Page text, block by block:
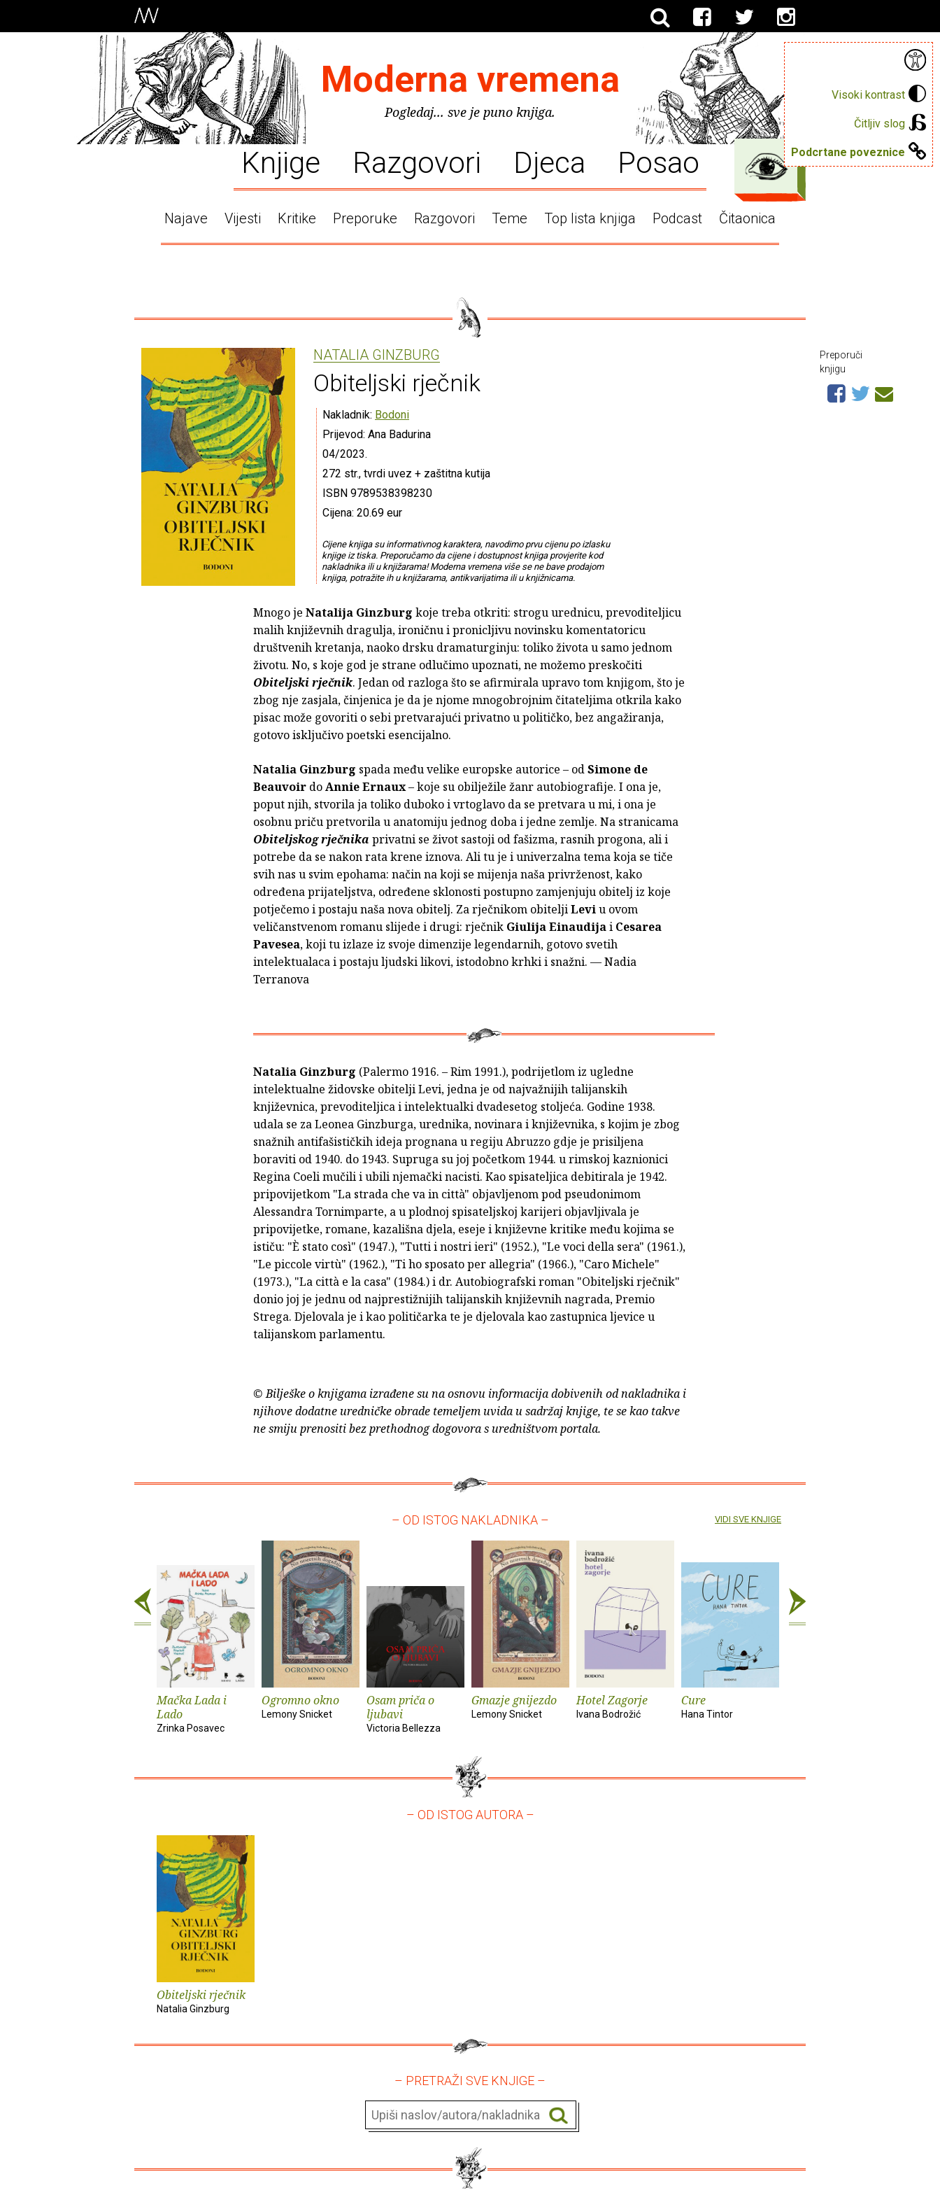
Visoki kontrast
Čitljiv slog
Podcrtane poveznice
Moderna vremena
Pogledaj... sve je puno knjiga.
Knjige Razgovori Djeca Posao
Najave Vijesti Kritike Preporuke Razgovori Teme Top lista knjiga Podcast Čitaonica
NATALIA GINZBURG
Obiteljski rječnik
Nakladnik: Bodoni
Prijevod: Ana Badurina
04/2023.
272 str., tvrdi uvez + zaštitna kutija
ISBN 9789538398230
Cijena: 20.69 eur
Cijene knjiga su informativnog karaktera, navodimo prvu cijenu po izlasku
knjige iz tiska. Preporučamo da cijene i dostupnost knjiga provjerite kod
nakladnika ili u knjižarama! Moderna vremena više se ne bave prodajom
knjiga, potražite ih u knjižarama, antikvarijatima ili u knjižnicama.
Mnogo je Natalija Ginzburg koje treba otkriti: strogu urednicu, prevoditeljicu
malih književnih dragulja, ironičnu i pronicljivu novinsku komentatoricu
društvenih kretanja, naoko drsku dramaturginju: toliko života u samo jednom
životu. No, s koje god je strane odlučimo upoznati, ne možemo preskočiti
Obiteljski rječnik. Jedan od razloga što se afirmirala upravo tom knjigom, što je
zbog nje zasjala, činjenica je da je njome mnogobrojnim čitateljima otkrila kako
pisac može govoriti o sebi pretvarajući privatno u političko, bez angažiranja,
gotovo isključivo poetski esencijalno.
Natalia Ginzburg spada među velike europske autorice – odSimone de
Beauvoir doAnnie Ernaux– koje su obilježile žanr autobiografije. I ona je,
poput njih, stvorila ja toliko duboko i vrtoglavo da se pretvara u mi, i ona je
osobnu priču pretvorila u anatomiju jednog doba i jedne zemlje. Na stranicama
Obiteljskog rječnika privatni se život sastoji od fašizma, rasnih progona, ali i
potrebe da se nakon rata krene iznova. Ali tu je i univerzalna tema koja se tiče
svih nas u svim epohama: način na koji se mijenja naša privrženost, kako
određena prijateljstva, određene sklonosti postupno zamjenjuju obitelj iz koje
potječemo i postaju naša nova obitelj. Za rječnikom obiteljiLeviu ovom
veličanstvenom romanu slijede i drugi: rječnik Giulija Einaudijai Cesarea
Pavesea, koji tu izlaze iz svoje dimenzije legendarnih, gotovo svetih
intelektualaca i postaju ljudski likovi, istodobno krhki i snažni. — Nadia
Terranova
Natalia Ginzburg (Palermo 1916. – Rim 1991.), podrijetlom iz ugledne
intelektualne židovske obitelji Levi, jedna je od najvažnijih talijanskih
književnica, prevoditeljica i intelektualki dvadesetog stoljeća. Godine 1938.
udala se za Leonea Ginzburga, urednika, novinara i književnika, s kojim je zbog
snažnih antifašističkih ideja prognana u regiju Abruzzo gdje je prisiljena
boraviti od 1940. do 1943. Supruga su joj početkom 1944. u rimskoj kaznionici
Regina Coeli mučili i ubili njemački nacisti. Kao spisateljica debitirala je 1942.
pripovijetkom "La strada che va in città" objavljenom pod pseudonimom
Alessandra Tornimparte, a u plodnoj spisateljskoj karijeri objavljivala je
pripovijetke, romane, kazališna djela, eseje i književne kritike među kojima se
ističu: "È stato così" (1947.), "Tutti i nostri ieri" (1952.), "Le voci della sera" (1961.),
"Le piccole virtù" (1962.), "Ti ho sposato per allegria" (1966.), "Caro Michele"
(1973.), "La città e la casa" (1984.) i dr. Autobiografski roman "Obiteljski rječnik"
donio joj je jednu od najprestižnijih talijanskih književnih nagrada, Premio
Strega. Djelovala je i kao političarka te je djelovala kao zastupnica ljevice u
talijanskom parlamentu.
© Bilješke o knjigama izrađene su na osnovu informacija dobivenih od nakladnika i
njihove dodatne uredničke obrade temeljem uvida u sadržaj knjige, te se kao takve
ne smiju prenositi bez prethodnog dogovora s uredništvom portala.
Preporuči
knjigu
– OD ISTOG NAKLADNIKA –
Mačka Lada i
Lado
Zrinka Posavec
Ogromno okno
Lemony Snicket
Osam priča o
ljubavi
Victoria Bellezza
Gmazje gnijezdo
Lemony Snicket
Hotel Zagorje
Ivana Bodrožić
Cure
Hana Tintor
VIDI SVE KNJIGE
– OD ISTOG AUTORA –
Obiteljski rječnik
Natalia Ginzburg
– PRETRAŽI SVE KNJIGE –